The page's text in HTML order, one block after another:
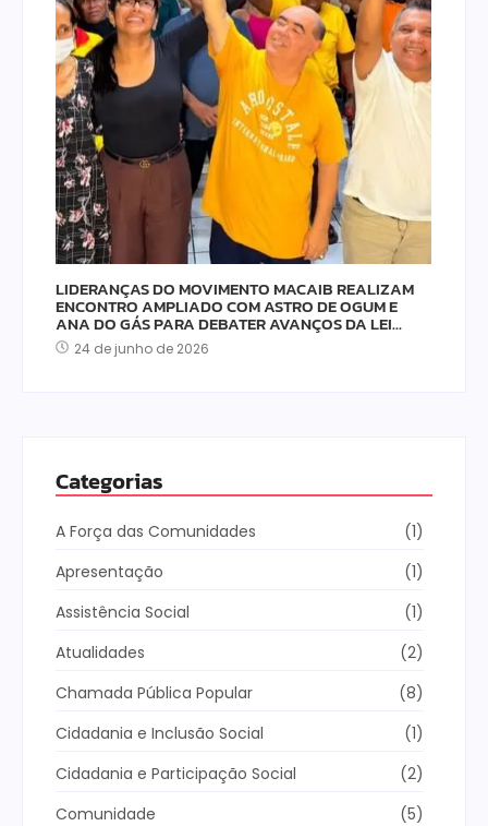
LIDERANÇAS DO MOVIMENTO MACAIB REALIZAM
ENCONTRO AMPLIADO COM ASTRO DE OGUM E
ANA DO GÁS PARA DEBATER AVANÇOS DA LEI…
24 de junho de 2026
Categorias
A Força das Comunidades
(1)
Apresentação
(1)
Assistência Social
(1)
Atualidades
(2)
Chamada Pública Popular
(8)
Cidadania e Inclusão Social
(1)
Cidadania e Participação Social
(2)
Comunidade
(5)